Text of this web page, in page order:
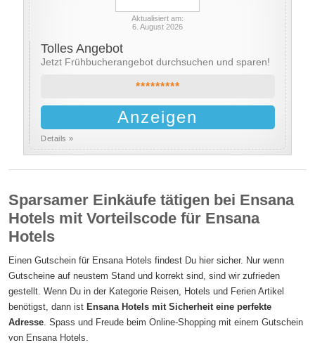
Aktualisiert am:
6. August 2026
Tolles Angebot
Jetzt Frühbucherangebot durchsuchen und sparen!
*********
Anzeigen
Details »
Sparsamer Einkäufe tätigen bei Ensana
Hotels mit Vorteilscode für Ensana
Hotels
Einen Gutschein für Ensana Hotels findest Du hier sicher. Nur wenn
Gutscheine auf neustem Stand und korrekt sind, sind wir zufrieden
gestellt. Wenn Du in der Kategorie Reisen, Hotels und Ferien Artikel
benötigst, dann ist Ensana Hotels mit Sicherheit eine perfekte
Adresse. Spass und Freude beim Online-Shopping mit einem Gutschein
von Ensana Hotels.